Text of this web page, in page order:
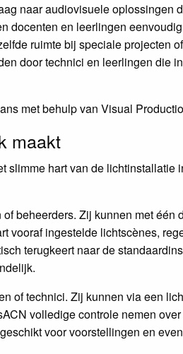
naar audiovisuele oplossingen
docenten en leerlingen
ruimte bij speciale projecten
door technici en leerlingen die
met behulp van Visual
maakt
slimme hart van de lichtinstallatie
beheerders. Zij kunnen met één
vooraf ingestelde lichtscènes,
terugkeert naar de
of technici. Zij kunnen via een
volledige controle nemen
voor voorstellingen en